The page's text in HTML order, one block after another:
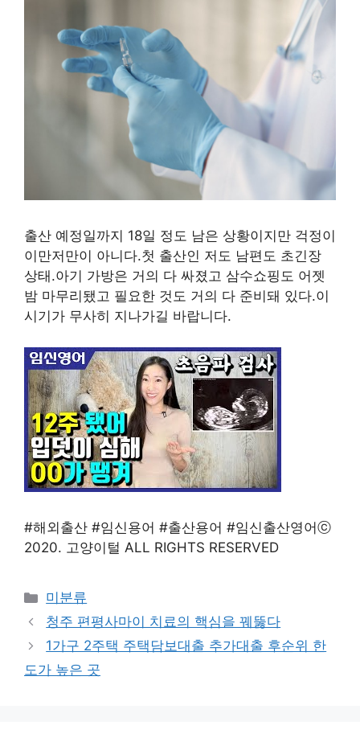
출산 예정일까지 18일 정도 남은 상황이지만 걱정이
이만저만이 아니다.첫 출산인 저도 남편도 초긴장
상태.아기 가방은 거의 다 싸졌고 삼수쇼핑도 어젯
밤 마무리됐고 필요한 것도 거의 다 준비돼 있다.이
시기가 무사히 지나가길 바랍니다.
#해외출산 #임신용어 #출산용어 #임신출산영어ⓒ
2020. 고양이털 ALL RIGHTS RESERVED
Categories
미분류
청주 편평사마이 치료의 핵심을 꿰뚫다
1가구 2주택 주택담보대출 추가대출 후순위 한
도가 높은 곳